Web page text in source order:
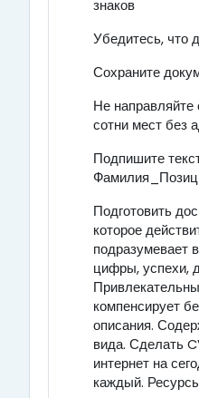
знаков
Убедитесь, что
Сохраните
Не направляйте
сотни мест без
Подпишите
Подготовить
которое
подразумевает
цифры, успехи,
компенсирует
описания.
вида. Сделать
интернет на
каждый.